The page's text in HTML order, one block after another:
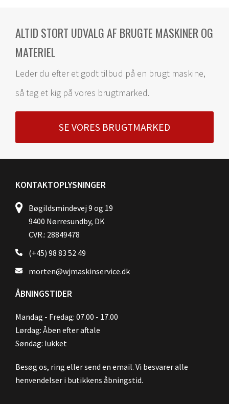
ALTID STORT UDVALG AF BRUGTE MASKINER OG
MATERIEL
Leder du efter et godt tilbud på en brugt maskine,
så tag et kig på vores brugtmarked.
SE VORES BRUGTMARKED
KONTAKTOPLYSNINGER
Bøgildsmindevej 9 og 19
9400 Nørresundby, DK
CVR.: 28849478
(+45) 98 83 52 49
morten@wjmaskinservice.dk
ÅBNINGSTIDER
Mandag - Fredag: 07.00 - 17.00
Lørdag: Åben efter aftale
Søndag: lukket
Besøg os, ring eller send en email. Vi besvarer alle
henvendelser i butikkens åbningstid.